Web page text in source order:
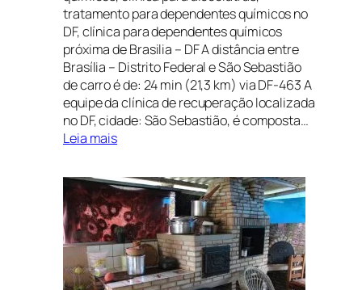
tratamento para dependentes químicos no
DF, clínica para dependentes químicos
próxima de Brasilia – DF A distância entre
Brasília – Distrito Federal e São Sebastião
de carro é de: 24 min (21,3 km) via DF-463 A
equipe da clínica de recuperação localizada
no DF, cidade: São Sebastião, é composta…
Leia mais:
DE
RECUPERAÇÃO
EM
SÃO
SEBASTIÃO,
DISTRITO
FEDERAL